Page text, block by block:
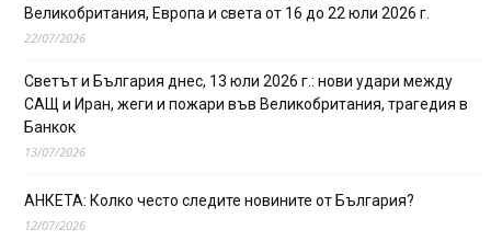
Великобритания, Европа и света от 16 до 22 юли 2026 г.
22/07/2026
Светът и България днес, 13 юли 2026 г.: нови удари между
САЩ и Иран, жеги и пожари във Великобритания, трагедия в
Банкок
13/07/2026
АНКЕТА: Колко често следите новините от България?
12/07/2026